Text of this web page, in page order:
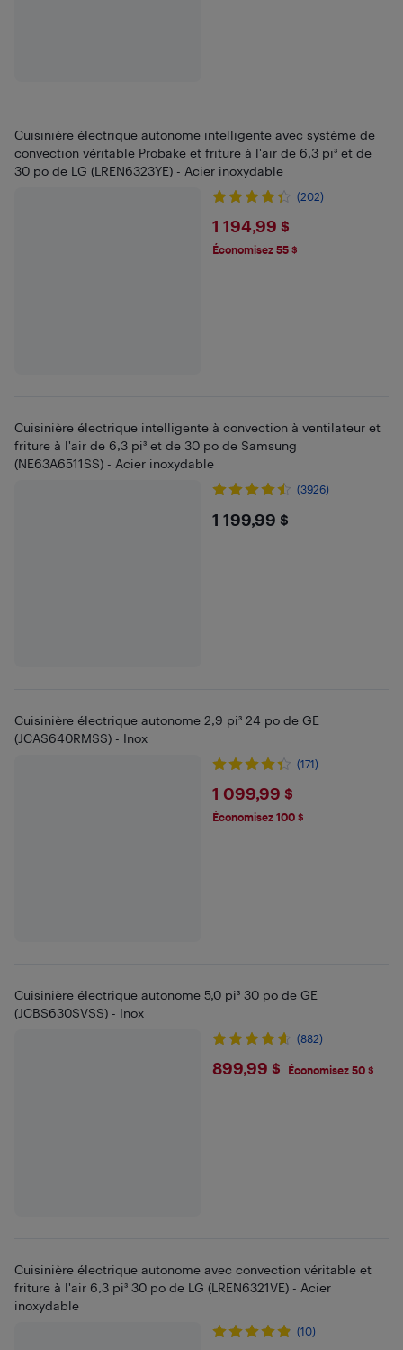
Cuisinière électrique autonome intelligente avec système de
convection véritable Probake et friture à l'air de 6,3 pi³ et de
30 po de LG (LREN6323YE) - Acier inoxydable
(202)
$1194.99
1 194,99 $
Économisez 55 $
Cuisinière électrique intelligente à convection à ventilateur et
friture à l'air de 6,3 pi³ et de 30 po de Samsung
(NE63A6511SS) - Acier inoxydable
(3926)
$1199.99
1 199,99 $
Cuisinière électrique autonome 2,9 pi³ 24 po de GE
(JCAS640RMSS) - Inox
(171)
$1099.99
1 099,99 $
Économisez 100 $
Cuisinière électrique autonome 5,0 pi³ 30 po de GE
(JCBS630SVSS) - Inox
(882)
$899.99
899,99 $ Économisez 50 $
Cuisinière électrique autonome avec convection véritable et
friture à l'air 6,3 pi³ 30 po de LG (LREN6321VE) - Acier
inoxydable
(10)